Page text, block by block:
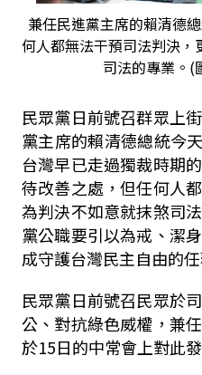
兼任民進黨主席的賴清德
何人都無法干預司法判決
司法的專業。(
民眾黨日前號召群眾上
黨主席的賴清德總統今
台灣早已走過獨裁時期
待改善之處，但任何人
為判決不如意就抹煞司
黨公職要引以為戒、潔
成守護台灣民主自由的任
民眾黨日前號召民眾於
公、對抗綠色威權，兼
於15日的中常會上對此